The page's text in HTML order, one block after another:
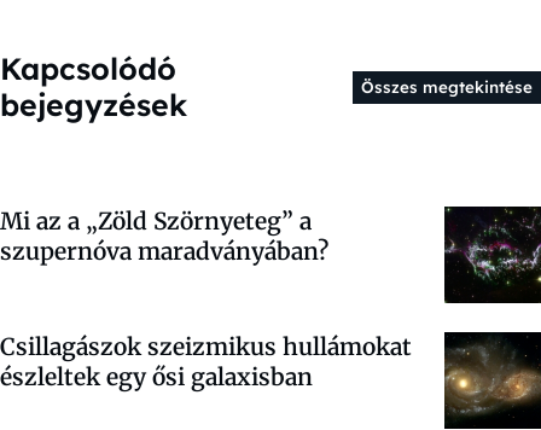
Kapcsolódó
bejegyzések
Összes megtekintése
Mi az a „Zöld Szörnyeteg” a
szupernóva maradványában?
Csillagászok szeizmikus hullámokat
észleltek egy ősi galaxisban